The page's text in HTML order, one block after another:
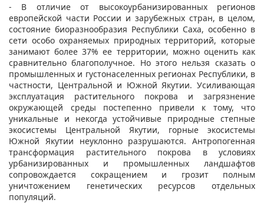
- В отличие от высокоурбанизированных регионов
европейской части России и зарубежных стран, в целом,
состояние биоразнообразия Республики Саха, особенно в
сети особо охраняемых природных территорий, которые
занимают более 37% ее территории, можно оценить как
сравнительно благополучное. Но этого нельзя сказать о
промышленных и густонаселенных регионах Республики, в
частности, Центральной и Южной Якутии. Усиливающая
эксплуатация растительного покрова и загрязнение
окружающей среды постепенно привели к тому, что
уникальные и некогда устойчивые природные степные
экосистемы Центральной Якутии, горные экосистемы
Южной Якутии неуклонно разрушаются. Антропогенная
трансформация растительного покрова в условиях
урбанизированных и промышленных ландшафтов
сопровождается сокращением и грозит полным
уничтожением генетических ресурсов отдельных
популяций.